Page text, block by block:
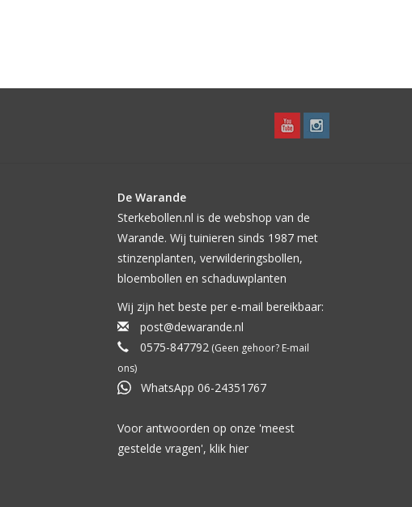
De Warande
Sterkebollen.nl is de webshop van de
Warande. Wij tuinieren sinds 1987 met
stinzenplanten, verwilderingsbollen,
bloembollen en schaduwplanten
Wij zijn het beste per e-mail bereikbaar:
post@dewarande.nl
0575-847792(Geen gehoor? E-mail
ons)
WhatsApp 06-24351767
Voor antwoorden op onze 'meest
gestelde vragen', klik hier